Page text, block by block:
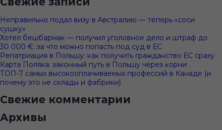
Неправильно подал визу в Австралию — теперь «соси
сушку»
Хотел бешбармак — получил уголовное дело и штраф до
30 000 €: за что можно попасть под суд в ЕС
Репатриация в Польшу: как получить гражданство ЕС сразу
Карта Поляка: законный путь в Польшу через корни
ТОП-7 самых высокооплачиваемых профессий в Канаде (и
почему это не склады и фабрики)
Свежие комментарии
Архивы